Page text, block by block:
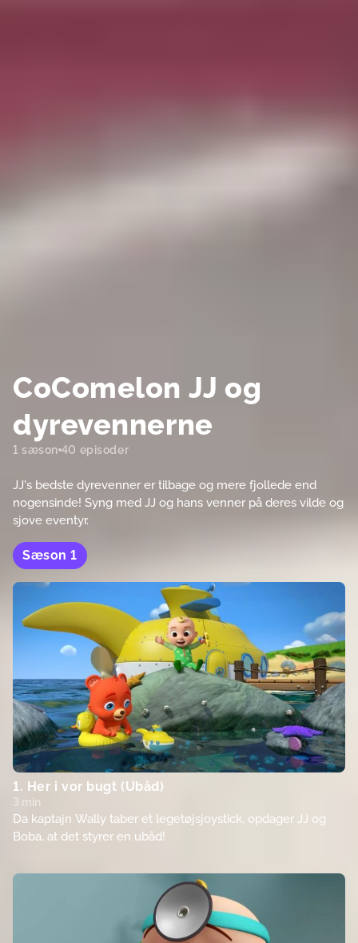
CoComelon JJ og
dyrevennerne
1 sæson 40 episoder
JJ's bedste dyrevenner er tilbage og mere fjollede end
nogensinde! Syng med JJ og hans venner på deres vilde og
sjove eventyr.
Sæson 1
1. Her i vor bugt (Ubåd)
3 min
Da kaptajn Wally taber et legetøjsjoystick, opdager JJ og
Boba, at det styrer en ubåd!